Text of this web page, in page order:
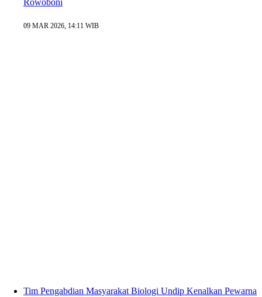
09 MAR 2026, 14:11 WIB
Tim Pengabdian Masyarakat Biologi Undip Kenalkan Pewarna